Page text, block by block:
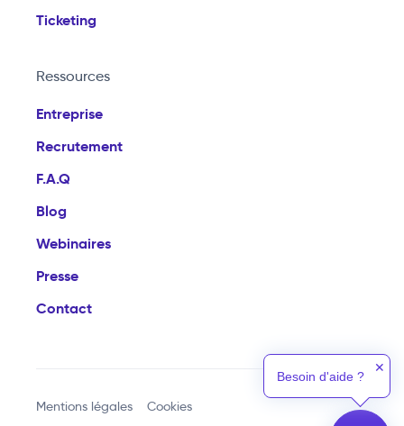
Ticketing
Ressources
Entreprise
Recrutement
F.A.Q
Blog
Webinaires
Presse
Contact
Mentions légales Cookies
Besoin d'aide ?
✕